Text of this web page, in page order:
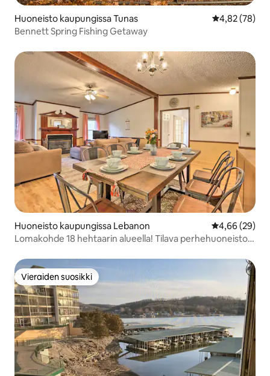
Huoneisto kaupungissa Tunas
4,82 (78)
Bennett Spring Fishing Getaway
Huoneisto kaupungissa Lebanon
4,66 (29)
Lomakohde 18 hehtaarin alueella! Tilava perhehuoneisto
Vieraiden suosikki
Vieraiden suosikki